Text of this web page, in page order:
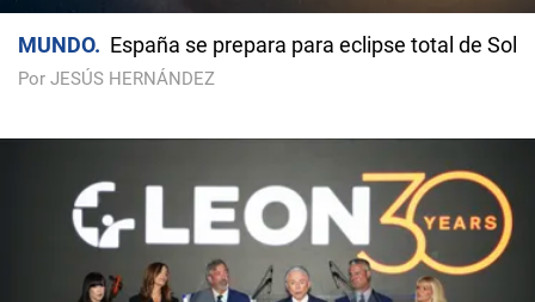
MUNDO España se prepara para eclipse total de Sol
Por JESÚS HERNÁNDEZ